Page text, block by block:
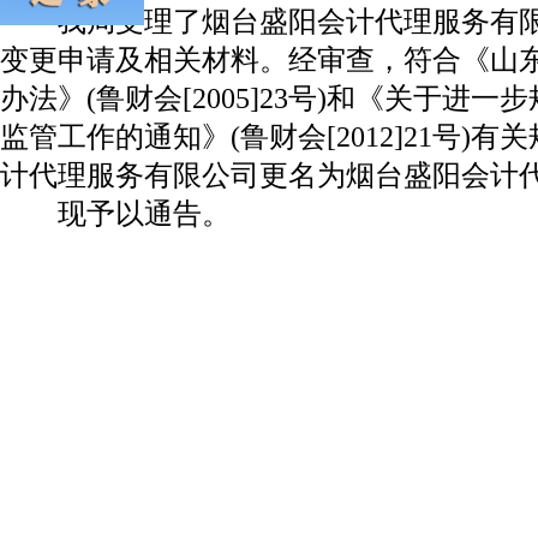
我局受理了烟台盛阳会计代理服务有
变更申请及相关材料。经审查，符合《山
办法》(鲁财会[2005]23号)和《关于进一
监管工作的通知》(鲁财会[2012]21号)有
计代理服务有限公司更名为烟台盛阳会计
现予以通告。